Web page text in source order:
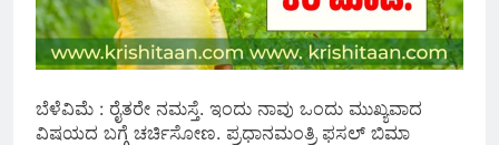
ಬೆಳೆವಿಮೆ : ರೈತರೇ ನಮಸ್ತೆ. ಇಂದು ನಾವು ಒಂದು ಮುಖ್ಯವಾದ
ವಿಷಯದ ಬಗ್ಗೆ ಚರ್ಚಿಸೋಣ. ಪ್ರಧಾನಮಂತ್ರಿ ಫಸಲ್ ಬಿಮಾ